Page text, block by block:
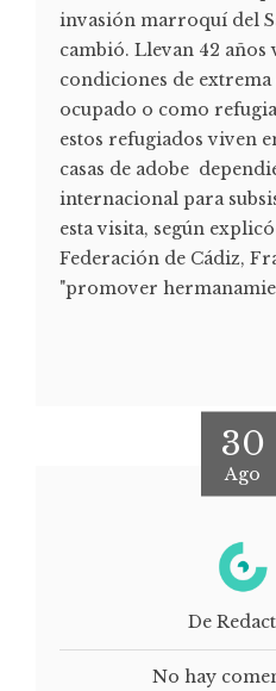
invasión marroquí del
cambió. Llevan 42 años
condiciones de extrema
ocupado o como
estos refugiados viven
casas de adobe
internacional para
esta visita, según
Federación de Cádiz,
"promover
30
Ago
De
No hay